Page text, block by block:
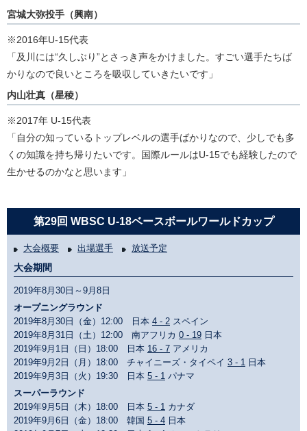
宮城大弥投手（興南）
※2016年U-15代表
「及川には“久しぶり”とさっき声をかけました。すごい選手たちば
かりなので良いところを吸収していきたいです」
内山壮真（星稜）
※2017年 U-15代表
「自分の知っているトップレベルの選手ばかりなので、少しでも多
くの知識を持ち帰りたいです。国際ルールはU-15でも経験したので
生かせるのかなと思います」
第29回 WBSC U-18ベースボールワールドカップ
大会概要 出場選手 放送予定
大会期間
2019年8月30日～9月8日
オープニングラウンド
2019年8月30日（金）12:00 日本 4 - 2 スペイン
2019年8月31日（土）12:00 南アフリカ 0 - 19 日本
2019年9月1日（日）18:00 日本 16 - 7 アメリカ
2019年9月2日（月）18:00 チャイニーズ・タイペイ 3 - 1 日本
2019年9月3日（火）19:30 日本 5 - 1 パナマ
スーパーラウンド
2019年9月5日（木）18:00 日本 5 - 1 カナダ
2019年9月6日（金）18:00 韓国 5 - 4 日本